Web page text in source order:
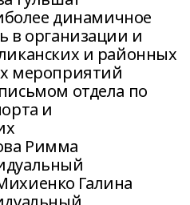
динамичное
в организации и
и районных
мероприятий
отдела по
и
Римма
Галина